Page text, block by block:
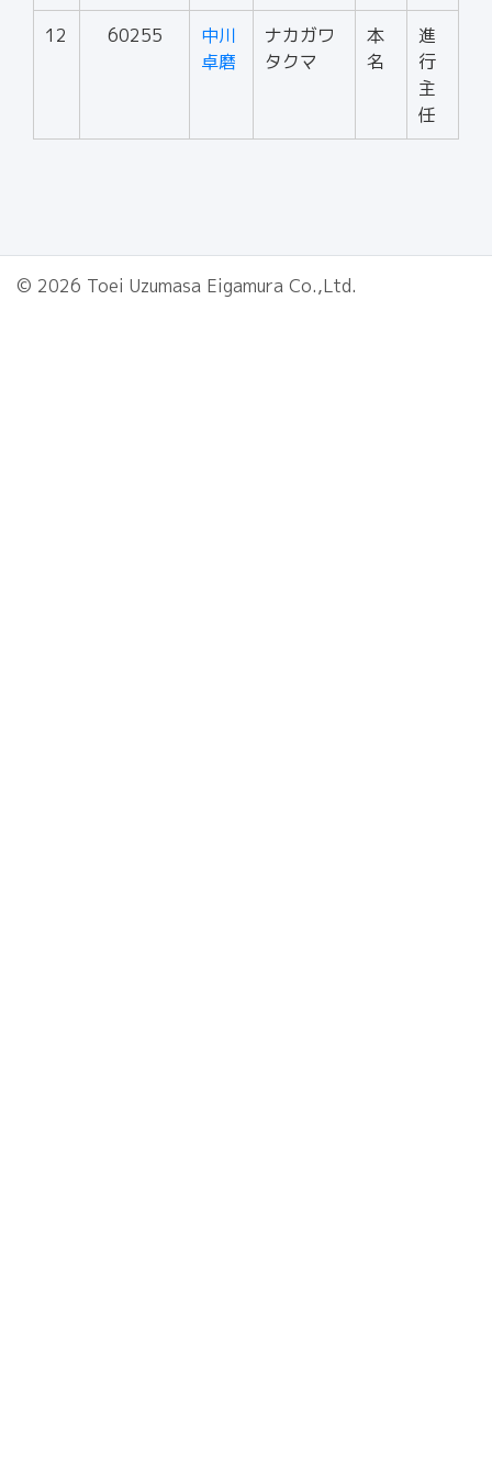
12 60255
中川
卓磨
ナカガワ
タクマ
本
名
進
行
主
任
© 2026 Toei Uzumasa Eigamura Co.,Ltd.